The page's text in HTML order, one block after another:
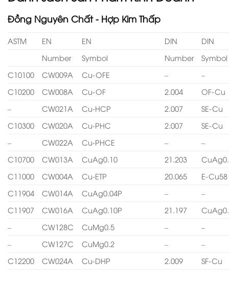
Đồng Nguyên Chất - Hợp Kim Thấp
ASTM EN EN DIN
DIN
Number
Symbol Number
Symbol
C10100
CW009A Cu-OFE –
–
C10200
CW008A Cu-OF 2.004
OF-Cu
–
CW021A Cu-HCP 2.007
SE-Cu
C10300
CW020A Cu-PHC 2.007
SE-Cu
–
CW022A Cu-PHCE –
–
C10700
CW013A CuAg0.10 21.203
C11000
CW004A Cu-ETP 20.065
E-Cu58
C11904
CW014A CuAg0.04P –
–
C11907
CW016A CuAg0.10P 21.197
–
CW128C CuMg0.5 –
–
–
CW127C CuMg0.2 –
–
C12200
CW024A Cu-DHP 2.009 SF-Cu